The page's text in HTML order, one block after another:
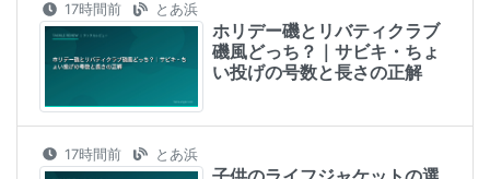
17時間前 とあ浜
ホリデー磯とリバティクラブ
磯風どっち？｜サビキ・ちょ
い投げの号数と長さの正解
17時間前 とあ浜